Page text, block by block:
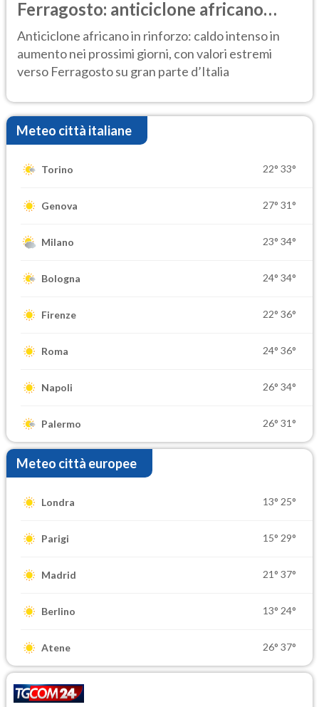
Ferragosto: anticiclone africano
ancora protagonista
Anticiclone africano in rinforzo: caldo intenso in
aumento nei prossimi giorni, con valori estremi
verso Ferragosto su gran parte d’Italia
Meteo città italiane
Torino 22° 33°
Genova 27° 31°
Milano 23° 34°
Bologna 24° 34°
Firenze 22° 36°
Roma 24° 36°
Napoli 26° 34°
Palermo 26° 31°
Meteo città europee
Londra 13° 25°
Parigi 15° 29°
Madrid 21° 37°
Berlino 13° 24°
Atene 26° 37°